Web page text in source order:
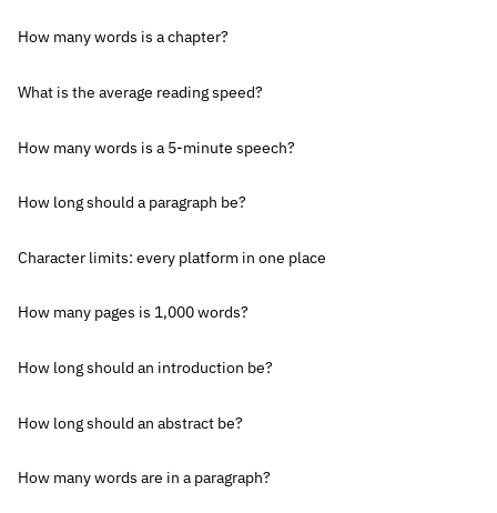
How many words is a chapter?
What is the average reading speed?
How many words is a 5-minute speech?
How long should a paragraph be?
Character limits: every platform in one place
How many pages is 1,000 words?
How long should an introduction be?
How long should an abstract be?
How many words are in a paragraph?